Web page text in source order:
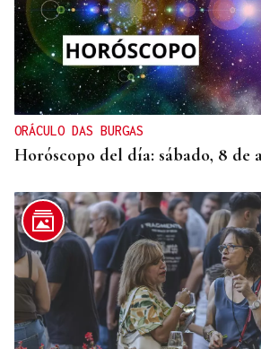
"EN COORDINACIÓN CON EL GOBIERNO"
El PSOE garantiza que Felipe VI
“cuando sea oportuno”
ORÁCULO DAS BURGAS
Horóscopo del día: sábado, 8 de